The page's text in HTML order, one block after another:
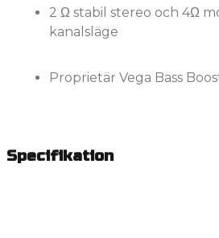
2 Ω stabil stereo och 4Ω
kanalsläge
Proprietär Vega Bass
Specifikation